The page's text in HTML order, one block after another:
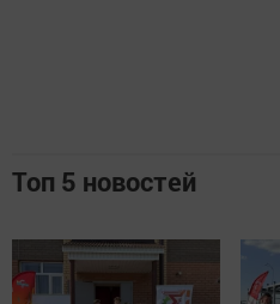
Топ 5 новостей